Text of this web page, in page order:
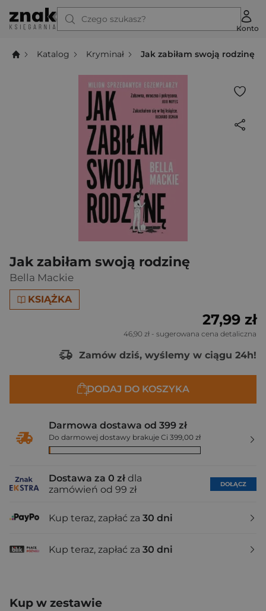
Czego szukasz?
Konto
Katalog Kryminał Jak zabiłam swoją rodzinę
Jak zabiłam swoją rodzinę
Bella Mackie
KSIĄŻKA
27,99 zł
46,90 zł - sugerowana cena detaliczna
Zamów dziś, wyślemy w ciągu 24h!
DODAJ DO KOSZYKA
Darmowa dostawa od 399 zł
Do darmowej dostawy brakuje Ci 399,00 zł
Dostawa za 0 zł dla
zamówień od 99 zł
DOŁĄCZ
Kup teraz, zapłać za 30 dni
Kup teraz, zapłać za 30 dni
Kup w zestawie